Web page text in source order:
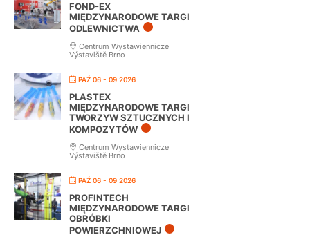
FOND-EX
MIĘDZYNARODOWE TARGI
ODLEWNICTWA
Centrum Wystawiennicze
Výstaviště Brno
PAŹ 06 - 09 2026
PLASTEX
MIĘDZYNARODOWE TARGI
TWORZYW SZTUCZNYCH I
KOMPOZYTÓW
Centrum Wystawiennicze
Výstaviště Brno
PAŹ 06 - 09 2026
PROFINTECH
MIĘDZYNARODOWE TARGI
OBRÓBKI
POWIERZCHNIOWEJ